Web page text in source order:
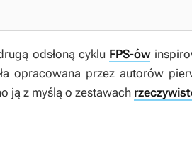
odsłoną cyklu FPS-ów
opracowana przez autorów
ją z myślą o zestawach